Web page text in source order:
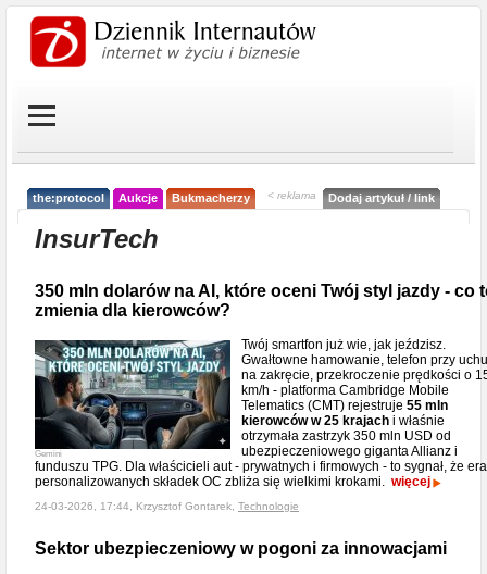
the:protocol Aukcje Bukmacherzy < reklama Dodaj artykuł / link
InsurTech
350 mln dolarów na AI, które oceni Twój styl jazdy - co
zmienia dla kierowców?
Gemini
Twój smartfon już wie, jak jeździsz.
Gwałtowne hamowanie, telefon przy uchu
na zakręcie, przekroczenie prędkości o
km/h - platforma Cambridge Mobile
Telematics (CMT) rejestruje 55 mln
kierowców w 25 krajach i właśnie
otrzymała zastrzyk 350 mln USD od
ubezpieczeniowego giganta Allianz i
funduszu TPG. Dla właścicieli aut - prywatnych i firmowych - to sygnał, że era
personalizowanych składek OC zbliża się wielkimi krokami. więcej
24-03-2026, 17:44, Krzysztof Gontarek, Technologie
Sektor ubezpieczeniowy w pogoni za innowacjami